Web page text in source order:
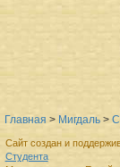
Главная > Мигдаль >
Сайт создан и
Студента